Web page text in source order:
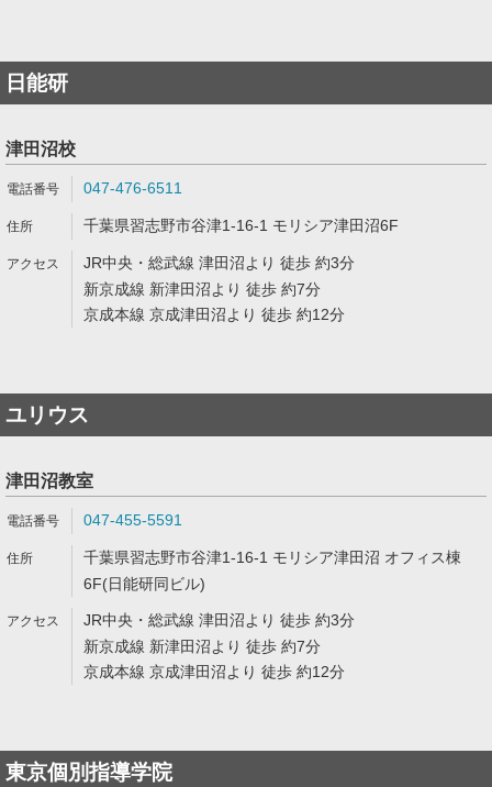
日能研
津田沼校
047-476-6511
千葉県習志野市谷津1-16-1 モリシア津田沼6F
JR中央・総武線 津田沼より 徒歩 約3分
新京成線 新津田沼より 徒歩 約7分
京成本線 京成津田沼より 徒歩 約12分
ユリウス
津田沼教室
047-455-5591
千葉県習志野市谷津1-16-1 モリシア津田沼 オフィス棟
6F(日能研同ビル)
JR中央・総武線 津田沼より 徒歩 約3分
新京成線 新津田沼より 徒歩 約7分
京成本線 京成津田沼より 徒歩 約12分
東京個別指導学院